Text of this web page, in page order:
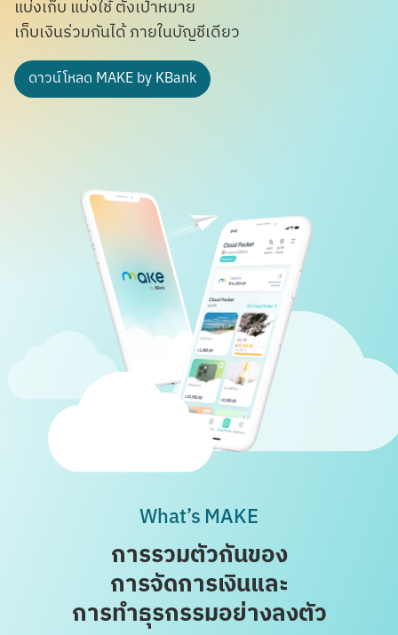
แบ่งเก็บ แบ่งใช้ ตั้งเป้าหมาย
เก็บเงินร่วมกันได้ ภายในบัญชีเดียว
ดาวน์โหลด MAKE by KBank
What’s MAKE
การรวมตัวกันของ
การจัดการเงินและ
การทำธุรกรรมอย่างลงตัว